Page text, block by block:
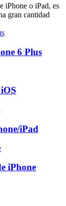
iPhone o iPad, es
gran cantidad
6 Plus
iPad
iPhone